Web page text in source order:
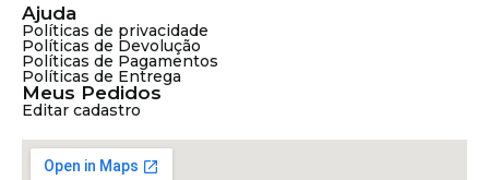
Ajuda
Políticas de privacidade
Políticas de Devolução
Políticas de Pagamentos
Políticas de Entrega
Meus Pedidos
Editar cadastro